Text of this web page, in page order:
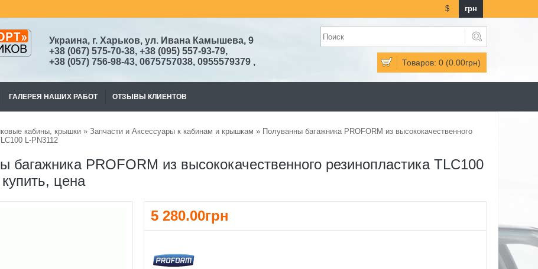
$ грн
Товаров: 0 (0.00грн)
Украина, г. Харьков, ул. Ивана Камышева, 9
+38 (067) 575-70-38, +38 (095) 557-93-79,
+38 (057) 756-98-43, 0675757038, 0955579379 ,
ГАЛЕРЕЯ НАШИХ РАБОТ ОТЗЫВЫ КЛИЕНТОВ
кабины, крышки » Запчасти и Аксессуары к кабинам и крышкам » Полуванны багажника PROFORM из высококачественного
L-PN3112
багажника PROFORM из высококачественного резинопластика TLC100
цена
5 280.00грн